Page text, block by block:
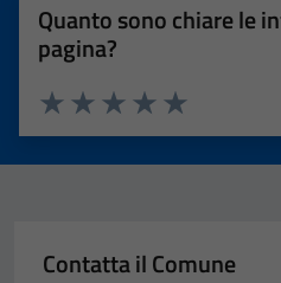
Quanto sono chiare le
pagina?
Valuta 5 stelle
Valuta 4 stelle su 5
Valuta 3 stelle su 5
Valuta 2 stelle su 5
Valuta 1 stelle su 5
Contatta il Comune